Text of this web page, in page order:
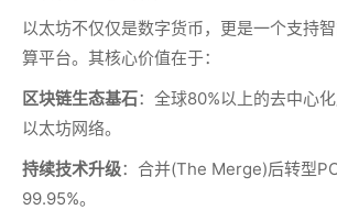
以太坊不仅仅是数字货币，更是一个支持
算平台。其核心价值在于：
区块链生态基石：全球80%以上的去中心
以太坊网络。
持续技术升级：合并(The Merge)后转型
99.95%。